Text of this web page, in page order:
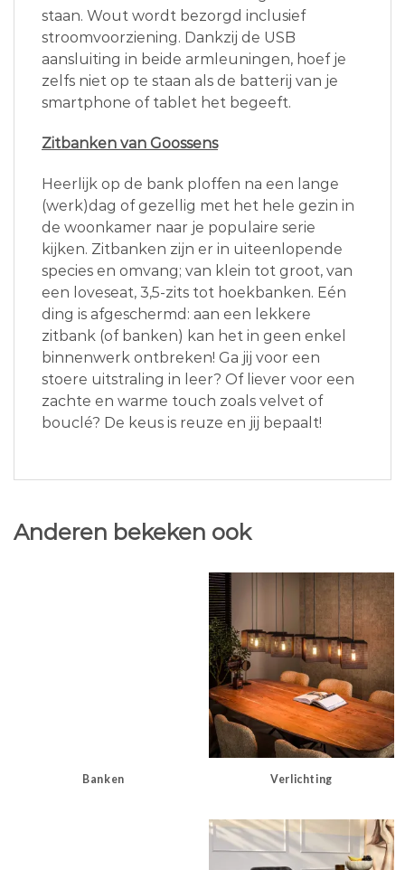
staan. Wout wordt bezorgd inclusief
stroomvoorziening. Dankzij de USB
aansluiting in beide armleuningen, hoef je
zelfs niet op te staan als de batterij van je
smartphone of tablet het begeeft.
Zitbanken van Goossens
Heerlijk op de bank ploffen na een lange
(werk)dag of gezellig met het hele gezin in
de woonkamer naar je populaire serie
kijken. Zitbanken zijn er in uiteenlopende
species en omvang; van klein tot groot, van
een loveseat, 3,5-zits tot hoekbanken. Eén
ding is afgeschermd: aan een lekkere
zitbank (of banken) kan het in geen enkel
binnenwerk ontbreken! Ga jij voor een
stoere uitstraling in leer? Of liever voor een
zachte en warme touch zoals velvet of
bouclé? De keus is reuze en jij bepaalt!
Anderen bekeken ook
Banken Verlichting